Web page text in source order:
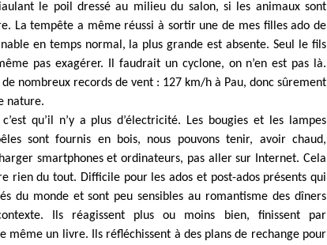
le poil dressé au milieu du salon, si les animaux sont
La tempête a même réussi à sortir une de mes filles ado de
en temps normal, la plus grande est absente. Seul le fils
pas exagérer. Il faudrait un cyclone, on n’en est pas là.
nombreux records de vent : 127 km/h à Pau, donc sûrement
nature.
qu’il n’y a plus d’électricité. Les bougies et les lampes
sont fournis en bois, nous pouvons tenir, avoir chaud,
smartphones et ordinateurs, pas aller sur Internet. Cela
rien du tout. Difficile pour les ados et post-ados présents qui
du monde et sont peu sensibles au romantisme des dîners
Ils réagissent plus ou moins bien, finissent par
même un livre. Ils réfléchissent à des plans de rechange pour